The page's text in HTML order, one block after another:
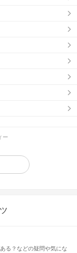
ー
る？などの疑問や気にな